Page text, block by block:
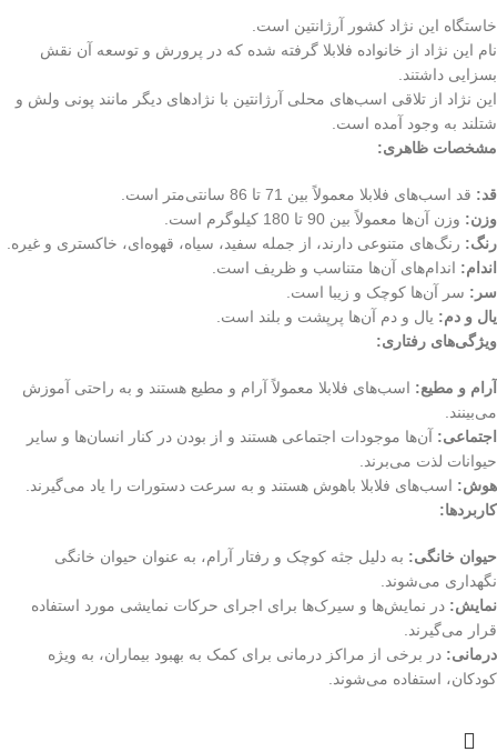
خاستگاه این نژاد کشور آرژانتین است.
نام این نژاد از خانواده فلابلا گرفته شده که در پرورش و توسعه آن نقش
بسزایی داشتند.
این نژاد از تلاقی اسب‌های محلی آرژانتین با نژادهای دیگر مانند پونی ولش و
شتلند به وجود آمده است.
مشخصات ظاهری:
قد: قد اسب‌های فلابلا معمولاً بین 71 تا 86 سانتی‌متر است.
وزن: وزن آن‌ها معمولاً بین 90 تا 180 کیلوگرم است.
رنگ: رنگ‌های متنوعی دارند، از جمله سفید، سیاه، قهوه‌ای، خاکستری و غیره.
اندام: اندام‌های آن‌ها متناسب و ظریف است.
سر: سر آن‌ها کوچک و زیبا است.
یال و دم: یال و دم آن‌ها پرپشت و بلند است.
ویژگی‌های رفتاری:
آرام و مطیع: اسب‌های فلابلا معمولاً آرام و مطیع هستند و به راحتی آموزش
می‌بینند.
اجتماعی: آن‌ها موجودات اجتماعی هستند و از بودن در کنار انسان‌ها و سایر
حیوانات لذت می‌برند.
هوش: اسب‌های فلابلا باهوش هستند و به سرعت دستورات را یاد می‌گیرند.
کاربردها:
حیوان خانگی: به دلیل جثه کوچک و رفتار آرام، به عنوان حیوان خانگی
نگهداری می‌شوند.
نمایش: در نمایش‌ها و سیرک‌ها برای اجرای حرکات نمایشی مورد استفاده
قرار می‌گیرند.
درمانی: در برخی از مراکز درمانی برای کمک به بهبود بیماران، به ویژه
کودکان، استفاده می‌شوند.